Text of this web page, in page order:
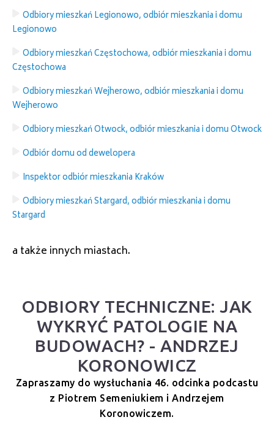
Odbiory mieszkań Legionowo, odbiór mieszkania i domu
Legionowo
Odbiory mieszkań Częstochowa, odbiór mieszkania i domu
Częstochowa
Odbiory mieszkań Wejherowo, odbiór mieszkania i domu
Wejherowo
Odbiory mieszkań Otwock, odbiór mieszkania i domu Otwock
Odbiór domu od dewelopera
Inspektor odbiór mieszkania Kraków
Odbiory mieszkań Stargard, odbiór mieszkania i domu
Stargard
a także innych miastach.
ODBIORY TECHNICZNE: JAK
WYKRYĆ PATOLOGIE NA
BUDOWACH? - ANDRZEJ
KORONOWICZ
Zapraszamy do wysłuchania 46. odcinka podcastu
z Piotrem Semeniukiem i Andrzejem
Koronowiczem.